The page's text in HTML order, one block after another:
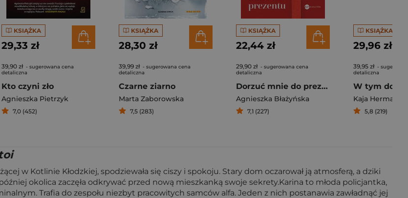
KSIĄŻKA
29,33 zł
39,90 zł - sugerowana cena
detaliczna
Kto czyni zło
Agnieszka Pietrzyk
7,0 (452)
KSIĄŻKA
28,30 zł
39,99 zł - sugerowana cena
detaliczna
Czarne ziarno
Marta Zaborowska
7,5 (283)
KSIĄŻKA
22,44 zł
29,90 zł - sugerowana cena
detaliczna
Dorzuć mnie do prezentu
Agnieszka Błażyńska
7,1 (227)
KSIĄŻKA
29,96 zł
39,95 zł -
detaliczna
W tym
Kaja Herman
5,8 (219)
w Kotlinie Kłodzkiej, spodziewała się ciszy i spokoju. Stary dom oczarował ją atmosferą, a dziki
okolica zaczęła odkrywać przed nową mieszkanką swoje sekrety.Karina to młoda policjantka,
Trafia do zespołu niezbyt pracowitych samców alfa. Jeden z nich postanawia zawładnąć jej